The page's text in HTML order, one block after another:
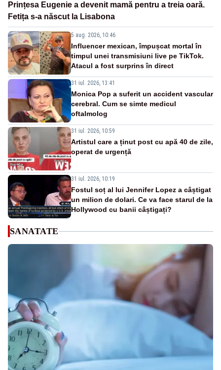
Prințesa Eugenie a devenit mamă pentru a treia oară.
Fetița s-a născut la Lisabona
5 aug. 2026, 10:46
Influencer mexican, împușcat mortal în
timpul unei transmisiuni live pe TikTok.
Atacul a fost surprins în direct
31 iul. 2026, 13:41
Monica Pop a suferit un accident vascular
cerebral. Cum se simte medicul
oftalmolog
31 iul. 2026, 10:59
Artistul care a ținut post cu apă 40 de zile,
operat de urgență
31 iul. 2026, 10:19
Fostul soț al lui Jennifer Lopez a câștigat
un milion de dolari. Ce va face starul de la
Hollywood cu banii câștigați?
SANATATE